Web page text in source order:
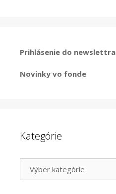
Prihlásenie do newslettra
Novinky vo fonde
Kategórie